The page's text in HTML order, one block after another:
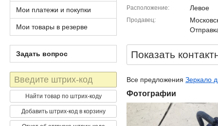
Расположение Левое
Продавец
Показать
Все предложения Зеркало
Фотографии
Мои платежи и покупки
Мои товары в резерве
Задать вопрос
Штрих-
код
Найти товар по штрих-коду
Добавить штрих-код в корзину